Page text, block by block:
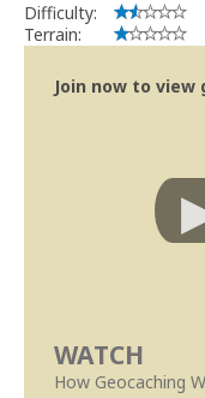
Difficulty:
Terrain:
Join now to
WATCH
How Geocaching